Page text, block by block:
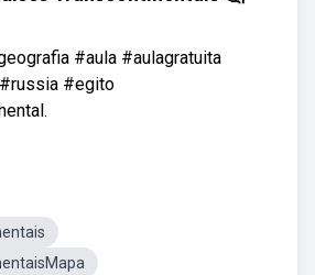
#aula #aulagratuita
#egito